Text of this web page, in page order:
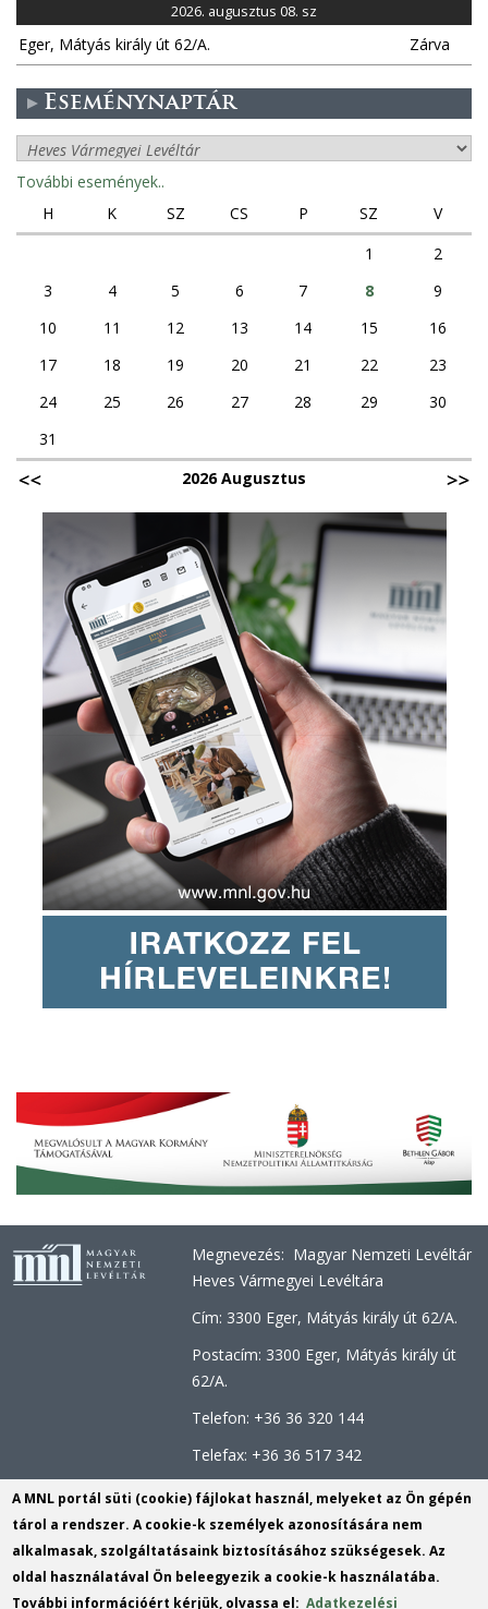
2026. augusztus 08. sz
Eger, Mátyás király út 62/A. Zárva
Eseménynaptár
További események..
H
K SZ CS P SZ
V
1
2
3
4 5 6 7 8
9
10
11 12 13 14 15
16
17
18 19 20 21 22
23
24
25 26 27 28 29
30
31
2026 Augusztus
Megnevezés: Magyar Nemzeti Levéltár
Heves Vármegyei Levéltára
Cím: 3300 Eger, Mátyás király út 62/A.
Postacím: 3300 Eger, Mátyás király út
62/A.
Telefon: +36 36 320 144
Telefax: +36 36 517 342
Hivatali kapu
KRID: 764313195
Központi Érkeztetési Rendszer (KÉR)
azonosító: MNL HML
KRID: 113809158 E-mail:
A MNL portál süti (cookie) fájlokat használ, melyeket az Ön gépén
tárol a rendszer. A cookie-k személyek azonosítására nem
alkalmasak, szolgáltatásaink biztosításához szükségesek. Az
oldal használatával Ön beleegyezik a cookie-k használatába.
További információért kérjük, olvassa el:Adatkezelési